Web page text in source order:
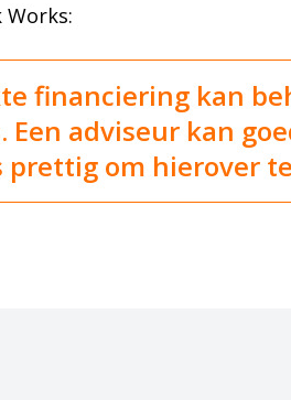
Works:
financiering kan
adviseur kan
om hierover